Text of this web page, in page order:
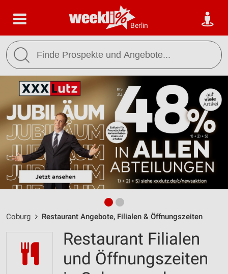
Berlin
Coburg Restaurant Angebote, Filialen & Öffnungszeiten
Restaurant Filialen
und Öffnungszeiten